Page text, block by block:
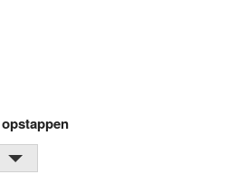
opstappen